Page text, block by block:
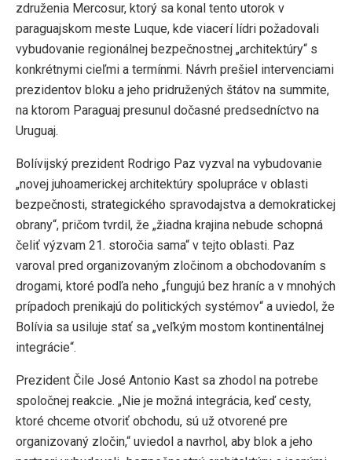
združenia Mercosur, ktorý sa konal tento utorok v
paraguajskom meste Luque, kde viacerí lídri požadovali
vybudovanie regionálnej bezpečnostnej „architektúry“ s
konkrétnymi cieľmi a termínmi. Návrh prešiel intervenciami
prezidentov bloku a jeho pridružených štátov na summite,
na ktorom Paraguaj presunul dočasné predsedníctvo na
Uruguaj.
Bolívijský prezident Rodrigo Paz vyzval na vybudovanie
„novej juhoamerickej architektúry spolupráce v oblasti
bezpečnosti, strategického spravodajstva a demokratickej
obrany“, pričom tvrdil, že „žiadna krajina nebude schopná
čeliť výzvam 21. storočia sama“ v tejto oblasti. Paz
varoval pred organizovaným zločinom a obchodovaním s
drogami, ktoré podľa neho „fungujú bez hraníc a v mnohých
prípadoch prenikajú do politických systémov“ a uviedol, že
Bolívia sa usiluje stať sa „veľkým mostom kontinentálnej
integrácie“.
Prezident Čile José Antonio Kast sa zhodol na potrebe
spoločnej reakcie. „Nie je možná integrácia, keď cesty,
ktoré chceme otvoriť obchodu, sú už otvorené pre
organizovaný zločin,“ uviedol a navrhol, aby blok a jeho